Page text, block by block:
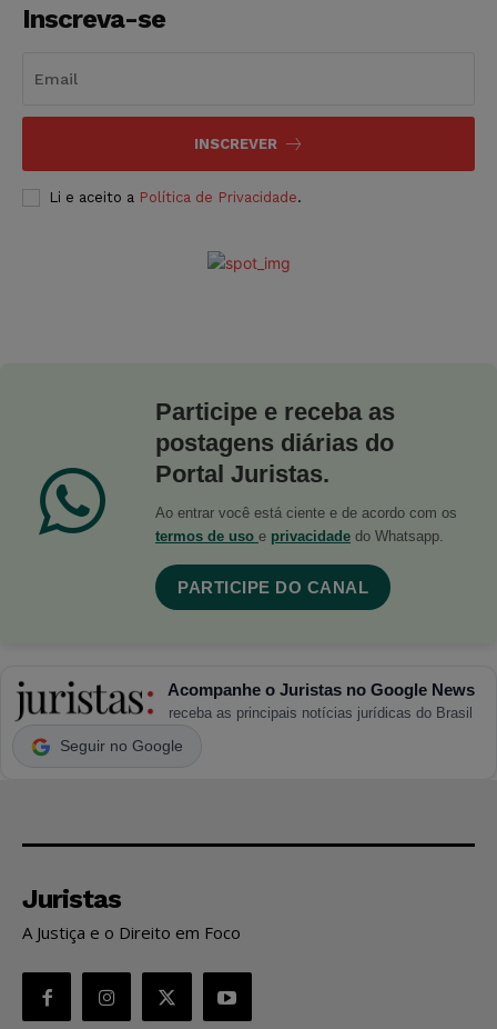
Inscreva-se
INSCREVER
Li e aceito a Política de Privacidade.
Participe e receba as
postagens diárias do
Portal Juristas.
Ao entrar você está ciente e de acordo com os
termos de uso e privacidade do Whatsapp.
PARTICIPE DO CANAL
Acompanhe o Juristas no Google News
receba as principais notícias jurídicas do Brasil
Seguir no Google
Juristas
A Justiça e o Direito em Foco